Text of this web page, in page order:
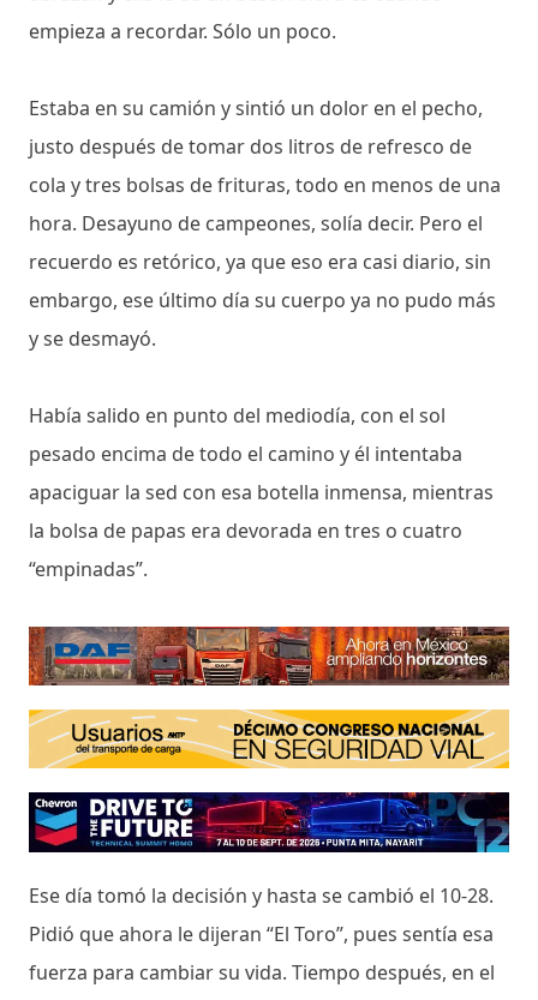
empieza a recordar. Sólo un poco.
Estaba en su camión y sintió un dolor en el pecho,
justo después de tomar dos litros de refresco de
cola y tres bolsas de frituras, todo en menos de una
hora. Desayuno de campeones, solía decir. Pero el
recuerdo es retórico, ya que eso era casi diario, sin
embargo, ese último día su cuerpo ya no pudo más
y se desmayó.
Había salido en punto del mediodía, con el sol
pesado encima de todo el camino y él intentaba
apaciguar la sed con esa botella inmensa, mientras
la bolsa de papas era devorada en tres o cuatro
“empinadas”.
Ese día tomó la decisión y hasta se cambió el 10-28.
Pidió que ahora le dijeran “El Toro”, pues sentía esa
fuerza para cambiar su vida. Tiempo después, en el